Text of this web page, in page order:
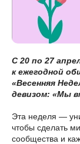
С 20 по 27
к ежегодной
«Весенняя
девизом: «Мы
Эта неделя —
чтобы сделать
сообщества и